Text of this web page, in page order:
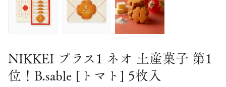
NIKKEI プラス1 ネオ 土産菓子 第1
位！B.sable [トマト] 5枚入